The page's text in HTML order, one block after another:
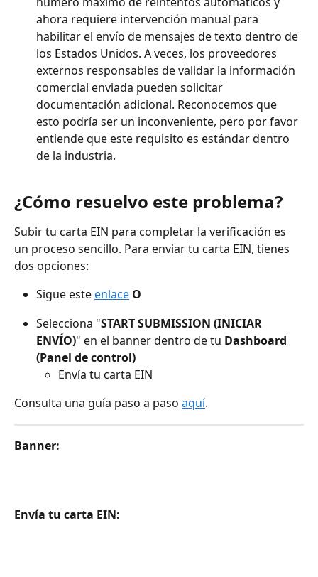
ahora requiere intervención manual para
habilitar el envío de mensajes de texto dentro de
los Estados Unidos. A veces, los proveedores
externos responsables de validar la información
comercial enviada pueden solicitar
documentación adicional. Reconocemos que
esto podría ser un inconveniente, pero por favor
entiende que este requisito es estándar dentro
de la industria.
¿Cómo resuelvo este problema?
Subir tu carta EIN para completar la verificación es
un proceso sencillo. Para enviar tu carta EIN, tienes
dos opciones:
Sigue este enlace O
Selecciona "START SUBMISSION (INICIAR
ENVÍO)" en el banner dentro de tu Dashboard
(Panel de control)
Envía tu carta EIN
Consulta una guía paso a paso aquí.
Banner:
Envía tu carta EIN: